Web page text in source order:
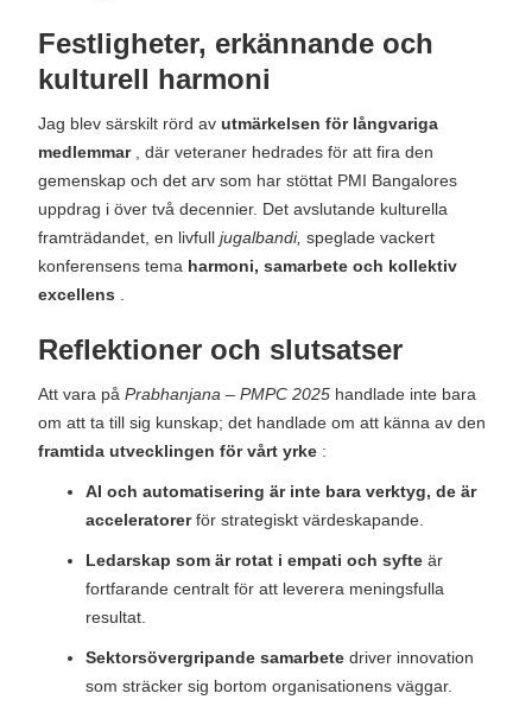
Festligheter, erkännande och
kulturell harmoni
Jag blev särskilt rörd avutmärkelsen för långvariga
medlemmar, där veteraner hedrades för att fira den
gemenskap och det arv som har stöttat PMI Bangalores
uppdrag i över två decennier. Det avslutande kulturella
framträdandet, en livfulljugalbandi, speglade vackert
konferensens tema harmoni, samarbete och kollektiv
excellens
Reflektioner och slutsatser
Att vara påPrabhanjana – PMPC 2025 handlade inte bara
om att ta till sig kunskap; det handlade om att känna av den
framtida utvecklingen för vårt yrke :
AI och automatisering är inte bara verktyg, de är
acceleratorerför strategiskt värdeskapande.
Ledarskap som är rotat i empati och syfte är
fortfarande centralt för att leverera meningsfulla
resultat.
Sektorsövergripande samarbete driver innovation
som sträcker sig bortom organisationens väggar.